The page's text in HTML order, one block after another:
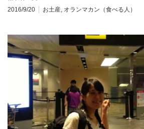
2016/9/20
お土産, オランマカン（食べる人）